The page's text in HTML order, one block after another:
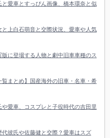
と愛車とすっぴん画像、橋本環奈と似
と上白石萌音と交際状況、愛車や人気
版に登場する人物と劇中旧車車種のス
覧まとめ】国産海外の旧車・名車・希
や愛車、コスプレと子役時代の吉田里
彼氏や佐藤健と交際？愛車はスズ